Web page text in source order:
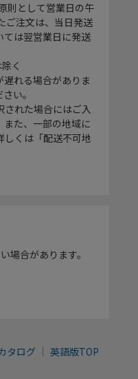
則として営業日の午
ご注文は、当日発送
ては翌営業日に発送
く
れる場合がありま
い。
された場合にはご入
た、一部の地域に
しくは「配送不可地
場合があります。
タログ 英語版TOP